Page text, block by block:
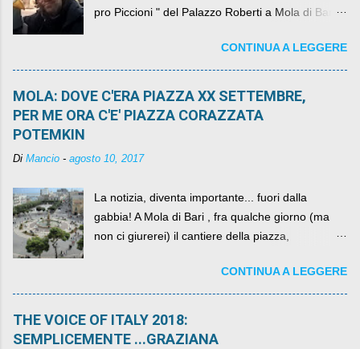
pro Piccioni " del Palazzo Roberti a Mola di Bari ,
come definirlo... signor?....CONTINUA A LEGGERE
MOLA: DOVE C'ERA PIAZZA XX SETTEMBRE,
PER ME ORA C'E' PIAZZA CORAZZATA
POTEMKIN
Di Mancio - agosto 10, 2017
La notizia, diventa importante... fuori dalla
gabbia! A Mola di Bari , fra qualche giorno (ma
non ci giurerei) il cantiere della piazza,
per un numero esorbitante di mesi, non ci sarà
più. C'era una volta Piazza XX Settembre ,
CONTINUA A LEGGERE
THE VOICE OF ITALY 2018:
SEMPLICEMENTE ...GRAZIANA